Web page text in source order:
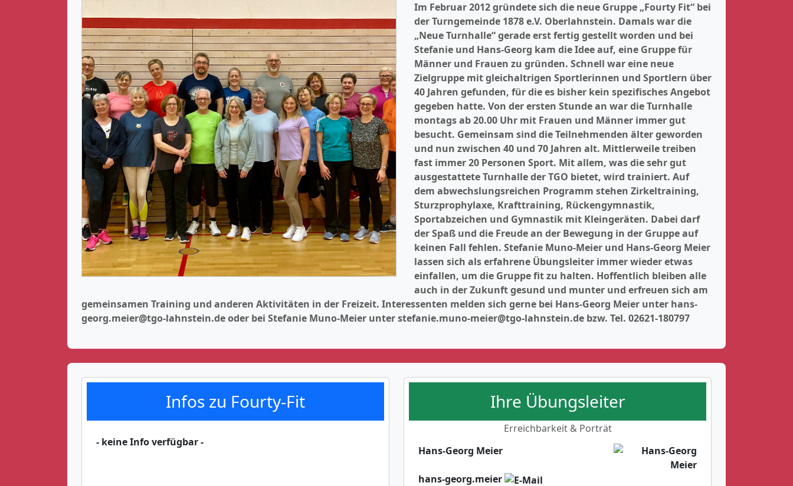
Im Februar 2012 gründete sich die neue Gruppe „Fourty Fit“ bei
der Turngemeinde 1878 e.V. Oberlahnstein. Damals war die
„Neue Turnhalle“ gerade erst fertig gestellt worden und bei
Stefanie und Hans-Georg kam die Idee auf, eine Gruppe für
Männer und Frauen zu gründen. Schnell war eine neue
Zielgruppe mit gleichaltrigen Sportlerinnen und Sportlern über
40 Jahren gefunden, für die es bisher kein spezifisches Angebot
gegeben hatte. Von der ersten Stunde an war die Turnhalle
montags ab 20.00 Uhr mit Frauen und Männer immer gut
besucht. Gemeinsam sind die Teilnehmenden älter geworden
und nun zwischen 40 und 70 Jahren alt. Mittlerweile treiben
fast immer 20 Personen Sport. Mit allem, was die sehr gut
ausgestattete Turnhalle der TGO bietet, wird trainiert. Auf
dem abwechslungsreichen Programm stehen Zirkeltraining,
Sturzprophylaxe, Krafttraining, Rückengymnastik,
Sportabzeichen und Gymnastik mit Kleingeräten. Dabei darf
der Spaß und die Freude an der Bewegung in der Gruppe auf
keinen Fall fehlen. Stefanie Muno-Meier und Hans-Georg Meier
lassen sich als erfahrene Übungsleiter immer wieder etwas
einfallen, um die Gruppe fit zu halten. Hoffentlich bleiben alle
auch in der Zukunft gesund und munter und erfreuen sich am
gemeinsamen Training und anderen Aktivitäten in der Freizeit. Interessenten melden sich gerne bei Hans-Georg Meier unter hans-
georg.meier@tgo-lahnstein.de oder bei Stefanie Muno-Meier unter stefanie.muno-meier@tgo-lahnstein.de bzw. Tel. 02621-180797
Infos zu Fourty-Fit
- keine Info verfügbar -
Ihre Übungsleiter
Erreichbarkeit & Porträt
Hans-Georg Meier
hans-georg.meier